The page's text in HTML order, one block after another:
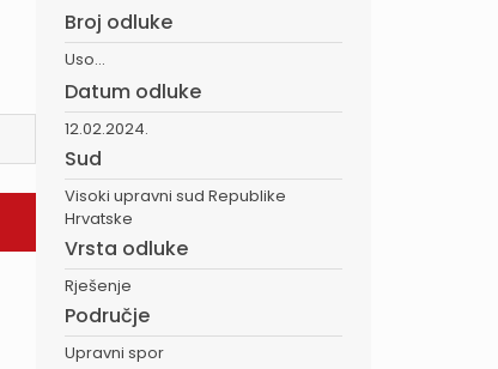
Broj odluke
Uso...
Datum odluke
12.02.2024.
Sud
Visoki upravni sud Republike
Hrvatske
Vrsta odluke
Rješenje
Područje
Upravni spor